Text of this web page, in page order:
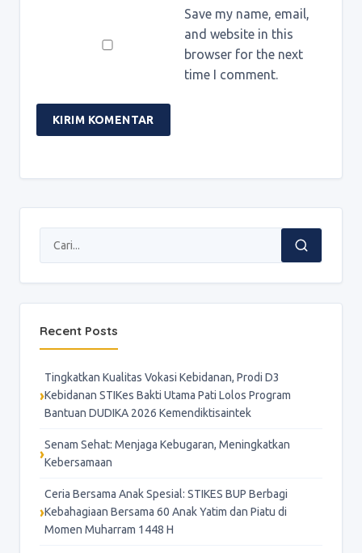
Save my name, email,
and website in this
browser for the next
time I comment.
Recent Posts
Tingkatkan Kualitas Vokasi Kebidanan, Prodi D3
Kebidanan STIKes Bakti Utama Pati Lolos Program
Bantuan DUDIKA 2026 Kemendiktisaintek
Senam Sehat: Menjaga Kebugaran, Meningkatkan
Kebersamaan
Ceria Bersama Anak Spesial: STIKES BUP Berbagi
Kebahagiaan Bersama 60 Anak Yatim dan Piatu di
Momen Muharram 1448 H